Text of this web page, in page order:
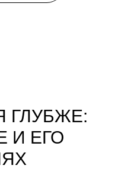
ГЛУБЖЕ:
И ЕГО